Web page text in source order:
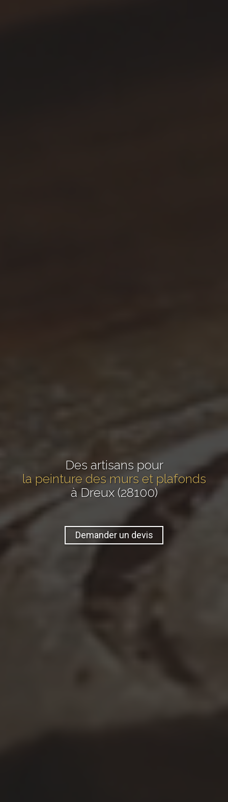
Des artisans pour
la peinture des murs et plafonds
à Dreux (28100)
Demander un devis